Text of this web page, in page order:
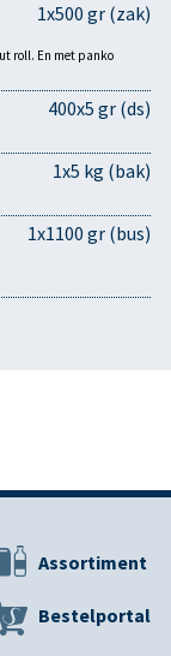
1x500 gr (zak)
roll. En met panko
400x5 gr (ds)
1x5 kg (bak)
1x1100 gr (bus)
Assortiment
Bestelportal